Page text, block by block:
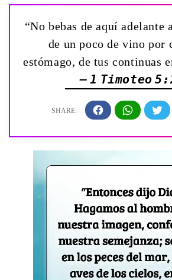
“No bebas de aquí adelante
de un poco de vino por
estómago, de tus continuas
— 1 Timoteo